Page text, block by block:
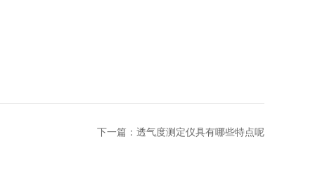
下一篇： 透气度测定仪具有哪些特点呢